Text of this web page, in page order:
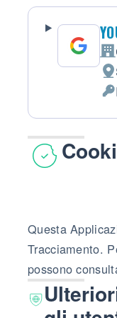
Questa
Tracciamento.
possono